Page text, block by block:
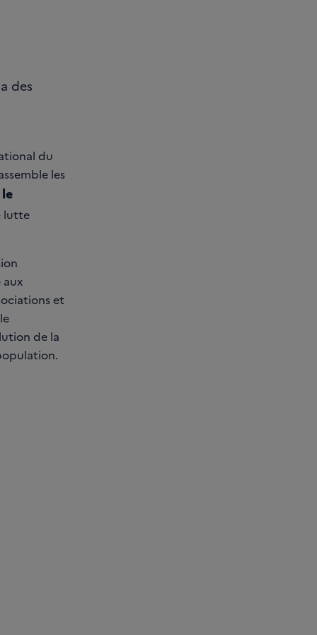
des
du
les
lutte
et
de la